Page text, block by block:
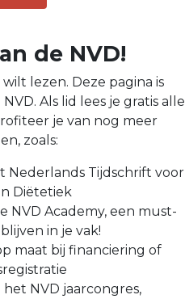
de NVD!
lezen. Deze pagina is
Als lid lees je gratis alle
je van nog meer
zoals:
Nederlands Tijdschrift voor
Diëtetiek
NVD Academy, een must-
in je vak!
maat bij financiering of
NVD jaarcongres,